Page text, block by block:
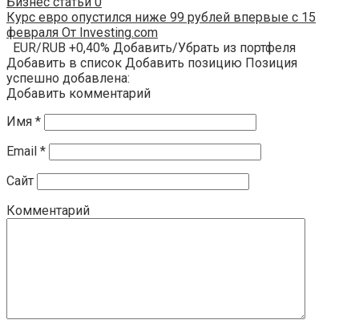
Курс евро опустился ниже 99 рублей впервые с 15
февраля От Investing.com
EUR/RUB +0,40% Добавить/Убрать из портфеля
Добавить в список Добавить позицию Позиция
успешно добавлена:
Добавить комментарий
Имя *
Email *
Сайт
Комментарий